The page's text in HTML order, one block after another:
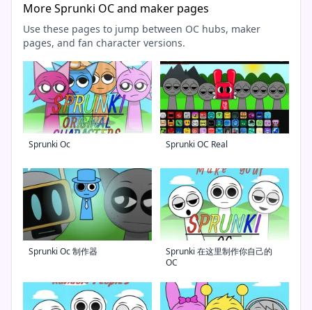
More Sprunki OC and maker pages
Use these pages to jump between OC hubs, maker
pages, and fan character versions.
Sprunki Oc Sprunki OC Real
Sprunki Oc 制作器
Sprunki 在这里制作你自己的
OC